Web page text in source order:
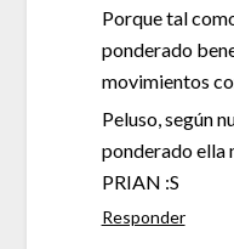
Porque tal
ponderado
movimientos
Peluso, según
ponderado ella
PRIAN :S
Responder